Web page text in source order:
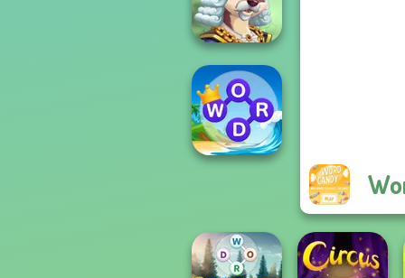
Wordmeister
Words With Prof.
Wisely
Puzzle